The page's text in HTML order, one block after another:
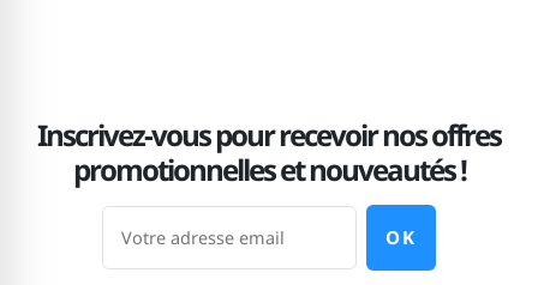
vieillir dans les mois....
17/01/2025
Il est prévu pour le Colombarium de mon défunt mari
Inscrivez-vous pour recevoir nos offres
promotionnelles et nouveautés !
OK